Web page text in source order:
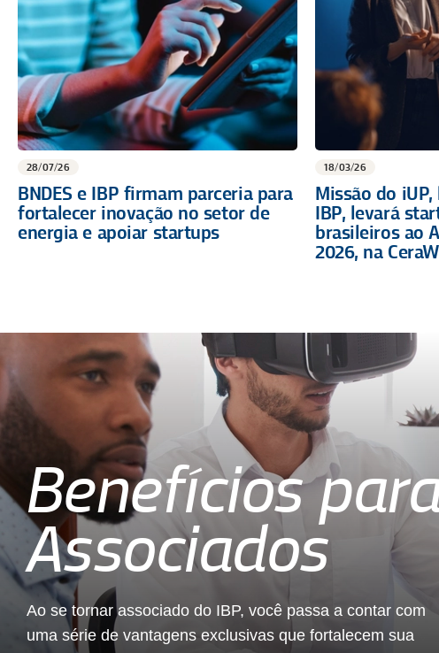
28/07/26
BNDES e IBP firmam parceria para
fortalecer inovação no setor de
energia e apoiar startups
18/03/26
Missão do
IBP, levará
brasileiros ao
2026, na
Benefícios
Associados
Ao se tornar associado do IBP, você passa a contar com
uma série de vantagens exclusivas que fortalecem sua